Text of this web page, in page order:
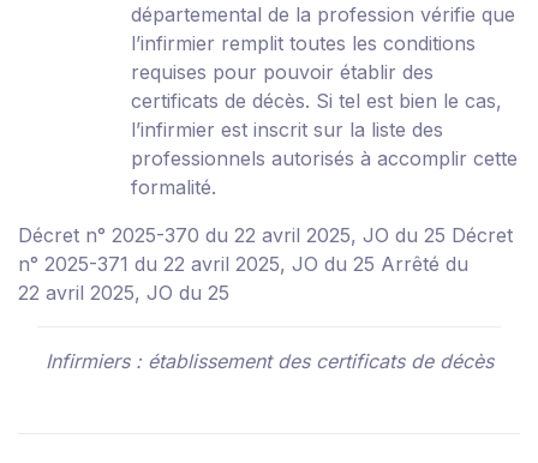
départemental de la profession vérifie que
l’infirmier remplit toutes les conditions
requises pour pouvoir établir des
certificats de décès. Si tel est bien le cas,
l’infirmier est inscrit sur la liste des
professionnels autorisés à accomplir cette
formalité.
Décret n° 2025-370 du 22 avril 2025, JO du 25 Décret
n° 2025-371 du 22 avril 2025, JO du 25 Arrêté du
22 avril 2025, JO du 25
Infirmiers : établissement des certificats de décès